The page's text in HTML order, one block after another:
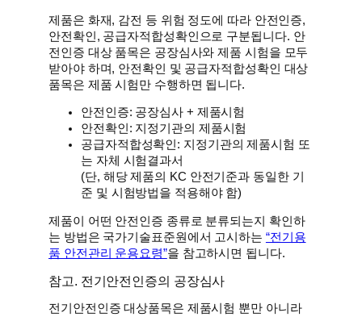
제품은 화재, 감전 등 위험 정도에 따라 안전인증,
안전확인, 공급자적합성확인으로 구분됩니다. 안
전인증 대상 품목은 공장심사와 제품 시험을 모두
받아야 하며, 안전확인 및 공급자적합성확인 대상
품목은 제품 시험만 수행하면 됩니다.
안전인증: 공장심사 + 제품시험
안전확인: 지정기관의 제품시험
공급자적합성확인: 지정기관의 제품시험 또
는 자체 시험결과서
(단, 해당 제품의 KC 안전기준과 동일한 기
준 및 시험방법을 적용해야 함)
제품이 어떤 안전인증 종류로 분류되는지 확인하
는 방법은 국가기술표준원에서 고시하는 “전기용
품 안전관리 운용요령”을 참고하시면 됩니다.
참고. 전기안전인증의 공장심사
전기안전인증 대상품목은 제품시험 뿐만 아니라